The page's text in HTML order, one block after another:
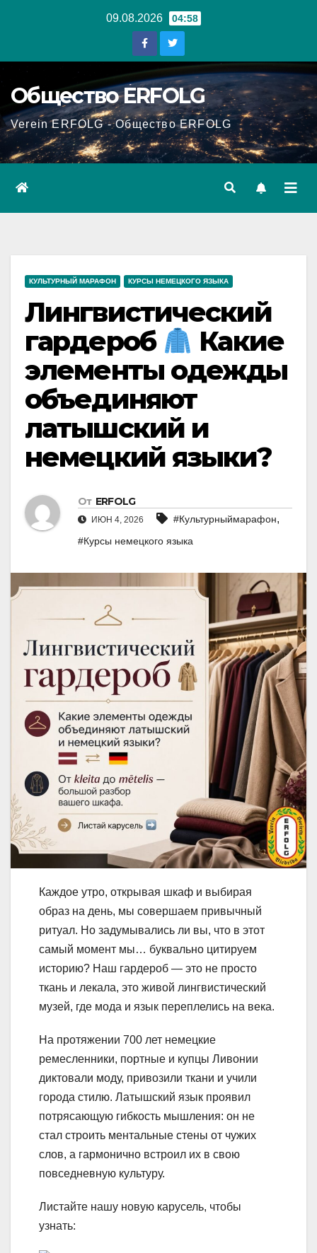
09.08.2026 04:58
Общество ERFOLG
Verein ERFOLG - Общество ERFOLG
КУЛЬТУРНЫЙ МАРАФОН КУРСЫ НЕМЕЦКОГО ЯЗЫКА
Лингвистический
гардероб
Какие
элементы одежды
объединяют
латышский и
немецкий языки?
От ERFOLG
ИЮН 4, 2026 #Культурныймарафон,
#Курсы немецкого языка
Каждое утро, открывая шкаф и выбирая
образ на день, мы совершаем привычный
ритуал. Но задумывались ли вы, что в этот
самый момент мы… буквально цитируем
историю? Наш гардероб — это не просто
ткань и лекала, это живой лингвистический
музей, где мода и язык переплелись на века.
На протяжении 700 лет немецкие
ремесленники, портные и купцы Ливонии
диктовали моду, привозили ткани и учили
города стилю. Латышский язык проявил
потрясающую гибкость мышления: он не
стал строить ментальные стены от чужих
слов, а гармонично встроил их в свою
повседневную культуру.
Листайте нашу новую карусель, чтобы
узнать: